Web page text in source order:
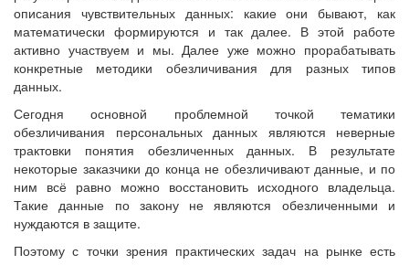
описания чувствительных данных: какие они бывают, как
математически формируются и так далее. В этой работе
активно участвуем и мы. Далее уже можно прорабатывать
конкретные методики обезличивания для разных типов
данных.
Сегодня основной проблемной точкой тематики
обезличивания персональных данных являются неверные
трактовки понятия обезличенных данных. В результате
некоторые заказчики до конца не обезличивают данные, и по
ним всё равно можно восстановить исходного владельца.
Такие данные по закону не являются обезличенными и
нуждаются в защите.
Поэтому с точки зрения практических задач на рынке есть